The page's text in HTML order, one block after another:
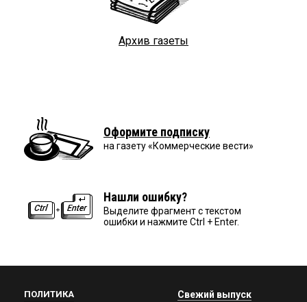
Архив газеты
Оформите подписку
на газету «Коммерческие вести»
Нашли ошибку?
Выделите фрагмент с текстом
ошибки и нажмите Ctrl + Enter.
ПОЛИТИКА Свежий выпуск